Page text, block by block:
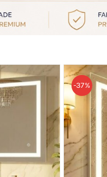
-37%